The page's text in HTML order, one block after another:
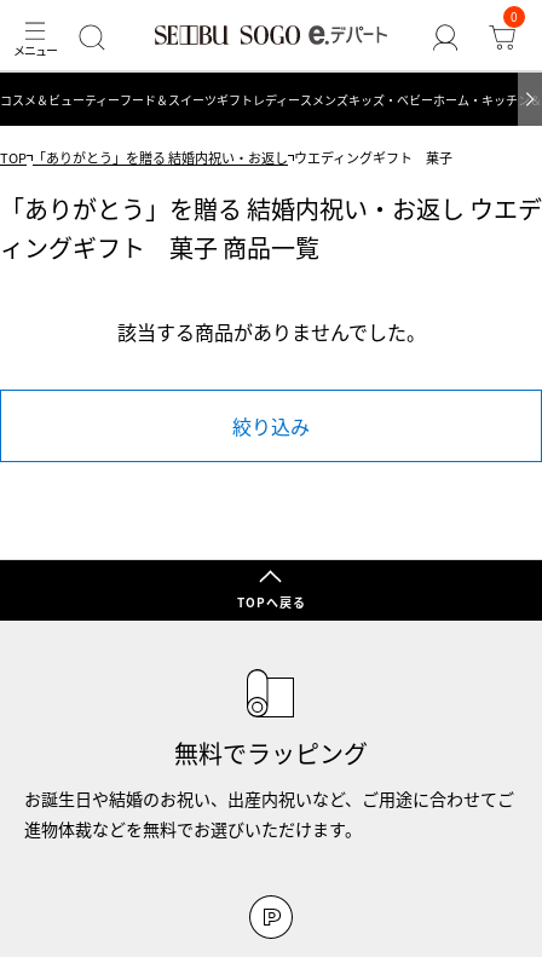
0
コスメ＆ビューティーフード＆スイーツギフト レディース メンズキッズ・ベビーホーム・キッチン
TOP 「ありがとう」を贈る 結婚内祝い・お返し ウエディングギフト 菓子
「ありがとう」を贈る 結婚内祝い・お返し ウエデ
ィングギフト 菓子 商品一覧
該当する商品がありませんでした。
絞り込み
TOPへ戻る
無料でラッピング
お誕生日や結婚のお祝い、出産内祝いなど、ご用途に合わせてご
進物体裁などを無料でお選びいただけます。